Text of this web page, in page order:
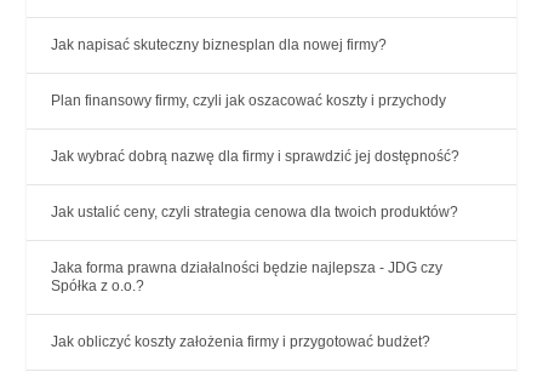
Jak napisać skuteczny biznesplan dla nowej firmy?
Plan finansowy firmy, czyli jak oszacować koszty i przychody
Jak wybrać dobrą nazwę dla firmy i sprawdzić jej dostępność?
Jak ustalić ceny, czyli strategia cenowa dla twoich produktów?
Jaka forma prawna działalności będzie najlepsza - JDG czy
Spółka z o.o.?
Jak obliczyć koszty założenia firmy i przygotować budżet?